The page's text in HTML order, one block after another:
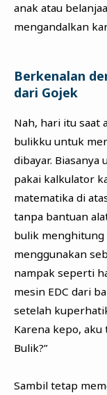
anak atau
mengandalkan
Berkenalan
dari Gojek
Nah, hari itu saat
bulikku untuk
dibayar.
pakai kalkulator
matematika di
tanpa bantuan
bulik menghitung
menggunakan
nampak seperti
mesin EDC dari
setelah
Karena kepo, aku
Bulik?”
Sambil tetap